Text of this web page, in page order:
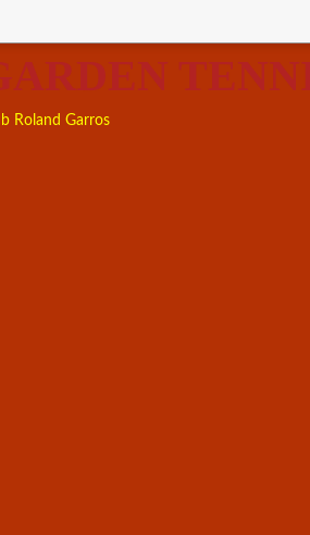
Roland Garros